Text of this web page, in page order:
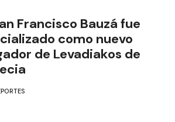
Francisco Bauzá fue
como nuevo
de Levadiakos de